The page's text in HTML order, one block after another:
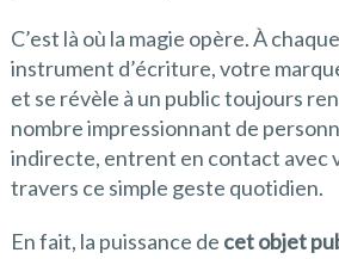
C’est là où la magie opère. À
instrument d’écriture, votre
et se révèle à un public toujours
nombre impressionnant de
indirecte, entrent en contact avec
travers ce simple geste quotidien.
En fait, la puissance de cet objet